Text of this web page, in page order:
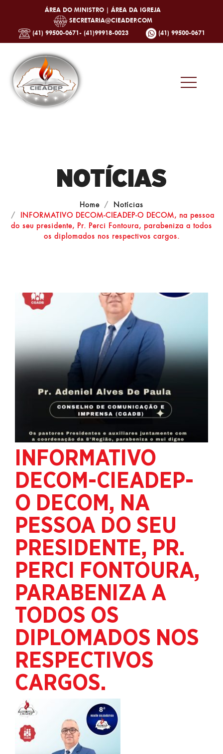
ÁREA DO MINISTRO | ÁREA DA IGREJA
SECRETARIA@CIEADEP.COM
(41) 99500-0671- (41)99918-0023
(41) 99500-0671
NOTÍCIAS
Home
Notícias
INFORMATIVO DECOM-CIEADEP-O DECOM, na pessoa
do seu presidente, Pr. Perci Fontoura, parabeniza a todos
os diplomados nos respectivos cargos.
INFORMATIVO
DECOM-CIEADEP-
O DECOM, NA
PESSOA DO SEU
PRESIDENTE, PR.
PERCI FONTOURA,
PARABENIZA A
TODOS OS
DIPLOMADOS NOS
RESPECTIVOS
CARGOS.